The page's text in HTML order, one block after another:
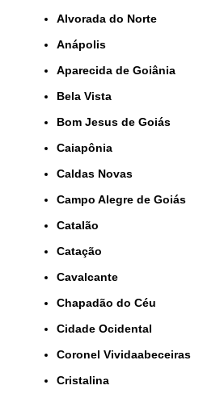
Alvorada do Norte
Anápolis
Aparecida de Goiânia
Bela Vista
Bom Jesus de Goiás
Caiapônia
Caldas Novas
Campo Alegre de Goiás
Catalão
Catação
Cavalcante
Chapadão do Céu
Cidade Ocidental
Coronel Vividaabeceiras
Cristalina